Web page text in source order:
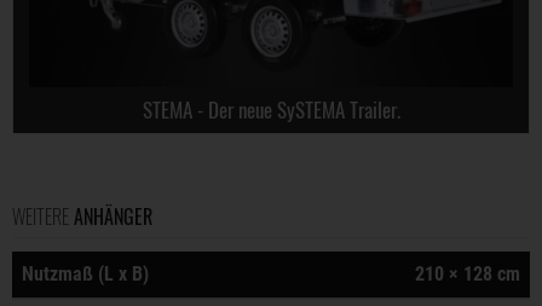
STEMA - Der neue SySTEMA Trailer.
WEITERE ANHÄNGER
Nutzmaß (L x B) 210 × 128 cm